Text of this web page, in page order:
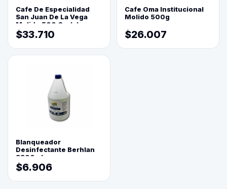
Cafe De Especialidad
San Juan De La Vega
Molido 500 Grs(=)
$33.710
Cafe Oma Institucional
Molido 500g
$26.007
Blanqueador
Desinfectante Berhlan
3800ml
$6.906